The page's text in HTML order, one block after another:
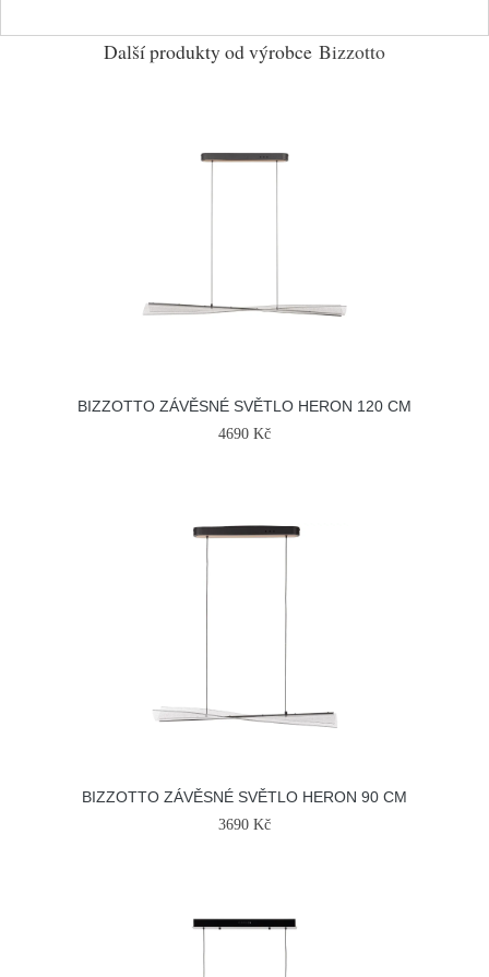
Další produkty od výrobce Bizzotto
BIZZOTTO ZÁVĚSNÉ SVĚTLO HERON 120 CM
4690 Kč
BIZZOTTO ZÁVĚSNÉ SVĚTLO HERON 90 CM
3690 Kč